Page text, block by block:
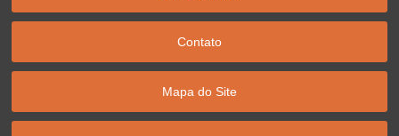
Contato
Mapa do Site